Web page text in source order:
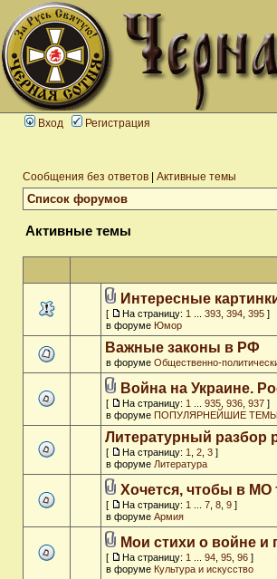
Вход Регистрация
Сообщения без ответов Активные темы
Список форумов
Активные темы
Интересные
[ На страницу: 1 393 394 395 ]
в форуме Юмор
Важные законы в РФ
в форуме Общественно-
Война на Украине.
[ На страницу: 1 935 936 937 ]
в форуме ПОПУЛЯРНЕЙШИЕ
Литературный разбор
[ На страницу: 1 2 3 ]
в форуме Литература
Хочется, чтобы в МО
[ На страницу: 1 7 8 9 ]
в форуме Армия
Мои стихи о войне и
[ На страницу: 1 94 95 96 ]
в форуме Культура и искусство